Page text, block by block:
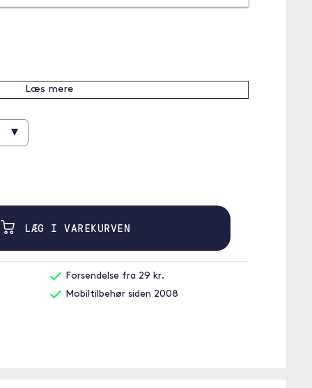
Læs mere
▾
LÆG I VAREKURVEN
Forsendelse fra 29 kr.
Mobiltilbehør siden 2008